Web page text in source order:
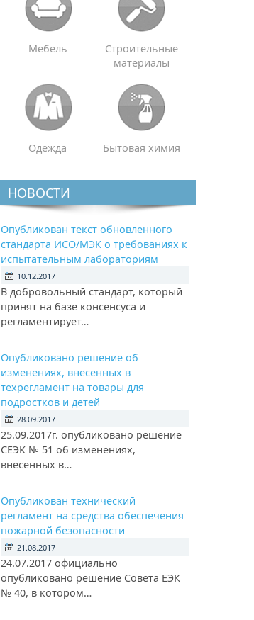
Мебель
Строительные
материалы
Одежда Бытовая химия
НОВОСТИ
Опубликован текст обновленного
стандарта ИСО/МЭК о требованиях к
испытательным лабораториям
10.12.2017
В добровольный стандарт, который
принят на базе консенсуса и
регламентирует…
Опубликовано решение об
изменениях, внесенных в
техрегламент на товары для
подростков и детей
28.09.2017
25.09.2017г. опубликовано решение
СЕЭК № 51 об изменениях,
внесенных в…
Опубликован технический
регламент на средства обеспечения
пожарной безопасности
21.08.2017
24.07.2017 официально
опубликовано решение Совета ЕЭК
№ 40, в котором…